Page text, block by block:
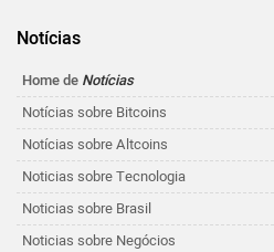
Notícias
Home de Notícias
Notícias sobre Bitcoins
Notícias sobre Altcoins
Noticias sobre Tecnologia
Noticias sobre Brasil
Noticias sobre Negócios